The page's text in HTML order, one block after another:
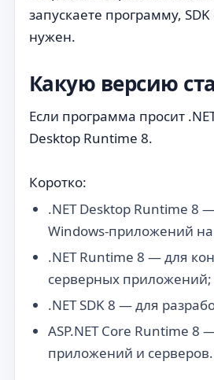
запускаете программу,
нужен.
Какую версию
Если программа просит
Desktop Runtime 8.
Коротко:
.NET Desktop Runtime 8
Windows-приложений на
.NET Runtime 8 — для
серверных приложений;
.NET SDK 8 — для
ASP.NET Core Runtime 8
приложений и серверов.